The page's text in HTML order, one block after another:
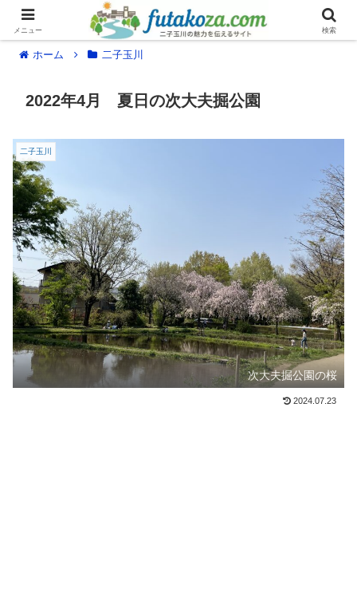
ホーム 二子玉川
2022年4月 夏日の次大夫掘公園
二子玉川
次大夫掘公園の桜
2024.07.23
メニュー 検索